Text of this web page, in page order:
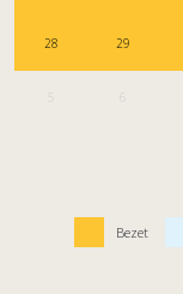
28 29
Bezet